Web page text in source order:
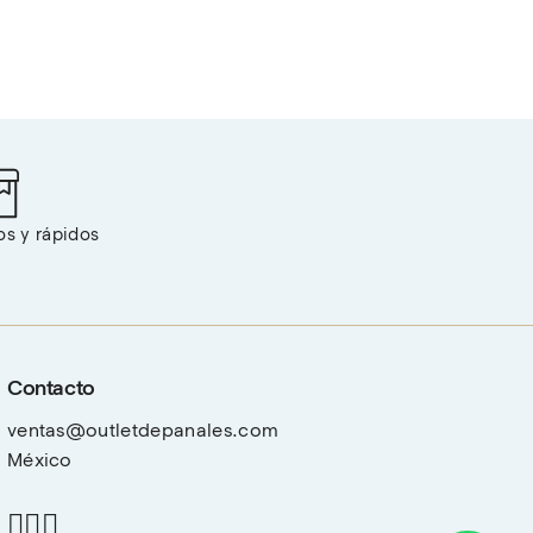
y rápidos
Contacto
ventas@outletdepanales.com
México